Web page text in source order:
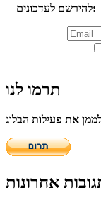
להירשם לעדכונים:
תרמו לנו
לממן את פעילות הבלוג
אחרונות